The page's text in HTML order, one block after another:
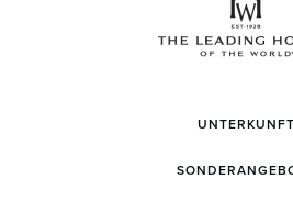
UNTERKUNFT